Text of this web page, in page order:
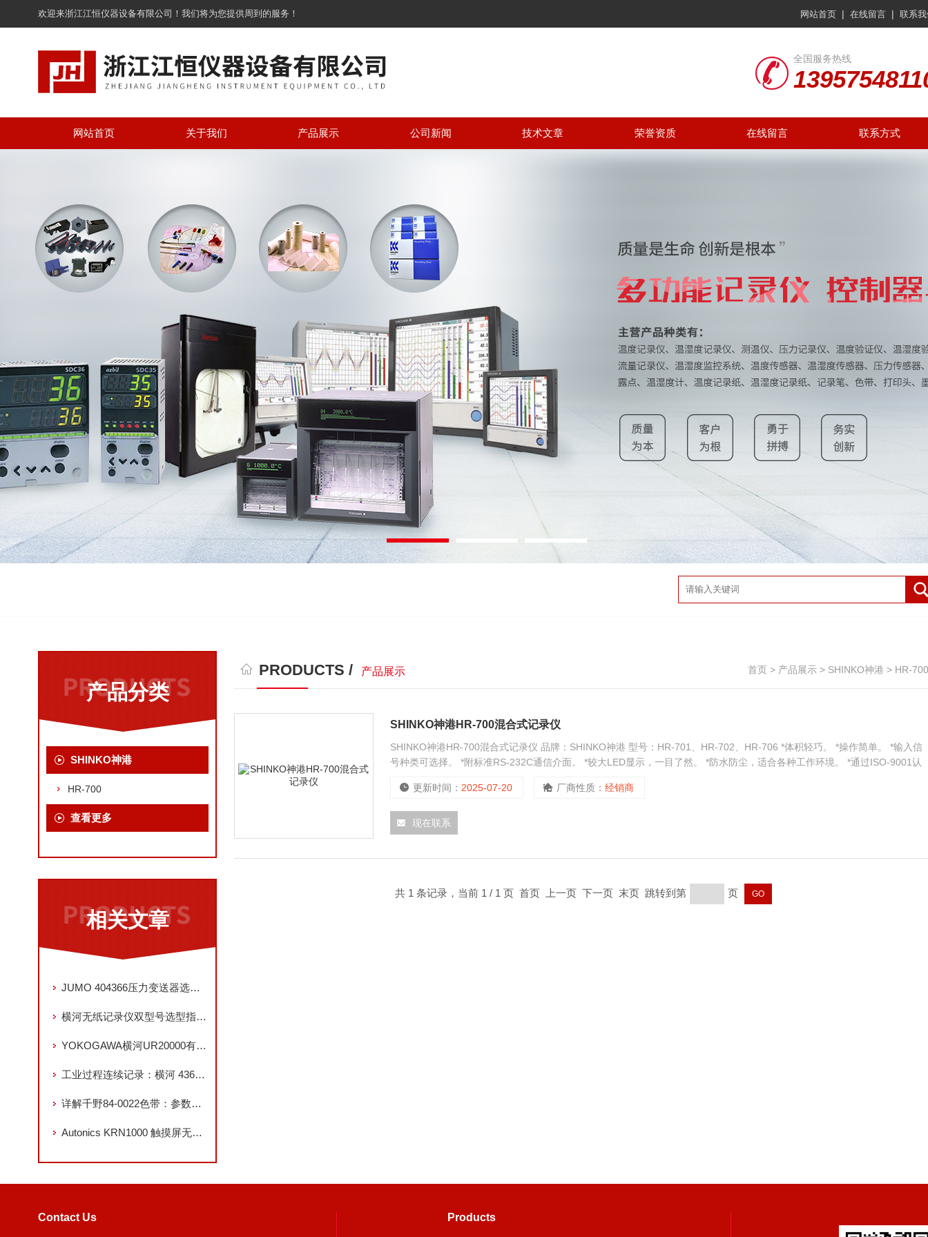
欢迎来浙江江恒仪器设备有限公司！我们将为您提供周到的服务！ 网站首页 | 在线留言 | 联系
全国服务热线
网站首页 关于我们 产品展示 公司新闻 技术文章 荣誉资质 在线留言 联系方式
产品分类
SHINKO神港
HR-700
查看更多
相关文章
JUMO 404366压力变送器选型指南与安装调试要点
横河无纸记录仪双型号选型指南：GP10的灵活性与GP20的扩展性
YOKOGAWA横河UR20000有纸记录仪选型指南
工业过程连续记录：横河 436104-3 有纸记录仪应用解析
详解千野84-0022色带：参数、特点与多领域应用指南
Autonics KRN1000 触摸屏无纸记录仪：高精度多通道数据记录专家
PRODUCTS / 产品展示 首页 > 产品展示 > SHINKO神港 > HR-700
SHINKO神港HR-700混合式记录仪
SHINKO神港HR-700混合式记录仪 品牌：SHINKO神港 型号：HR-701、HR-702、HR-706 *体积轻巧。 *操作简单。 *输入信
号种类可选择。 *附标准RS-232C通信介面。 *较大LED显示，一目了然。 *防水防尘，适合各种工作环境。 *通过ISO-9001认
更新时间： 2025-07-20 厂商性质： 经销商
现在联系
共 1 条记录，当前 1 / 1 页 首页 上一页 下一页 末页 跳转到第 页
Contact Us Products